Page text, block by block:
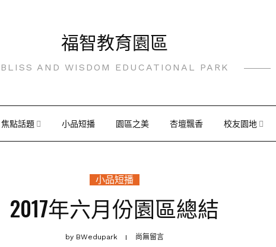
福智教育園區
BLISS AND WISDOM EDUCATIONAL PARK
焦點話題 小品短播 園區之美 杏壇飄香 校友園地
小品短播
2017年六月份園區總結
by BWedupark 尚無留言